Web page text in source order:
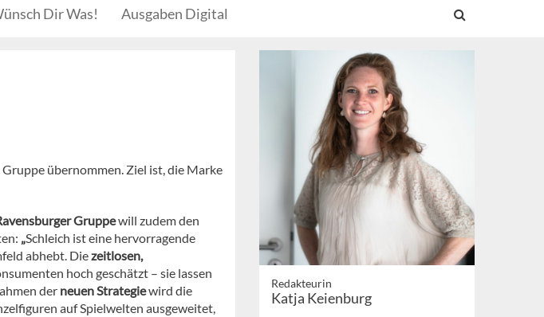
Dir Was! Ausgaben Digital
übernommen. Ziel ist, die Marke
Gruppewill zudem den
„Schleich ist eine hervorragende
abhebt. Diezeitlosen,
hoch geschätzt – sie lassen
der neuen Strategiewird die
auf Spielwelten ausgeweitet,
Redakteurin
Katja Keienburg